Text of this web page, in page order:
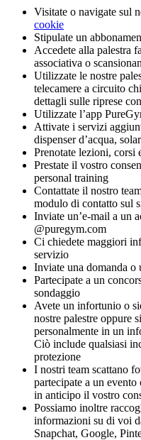
Visitate o navigate sul
cookie
Stipulate un
Accedete alla palestra
associativa o
Utilizzate le nostre
telecamere a circuito
dettagli sulle riprese
Utilizzate l’app
Attivate i servizi
dispenser d’acqua,
Prenotate lezioni, corsi
Prestate il vostro
personal training
Contattate il nostro
modulo di contatto sul
Inviate un’e-mail a un
@puregym.com
Ci chiedete maggiori
servizio
Inviate una domanda o
Partecipate a un
sondaggio
Avete un infortunio o
nostre palestre oppure
personalmente in un
Ciò include qualsiasi
protezione
I nostri team scattano
partecipate a un
in anticipo il vostro
Possiamo inoltre
informazioni su di voi
Snapchat, Google,